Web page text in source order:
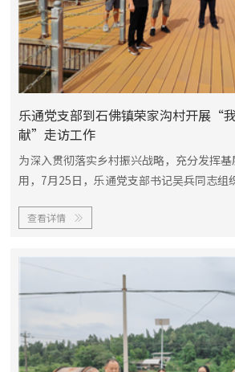
乐通党支部到石佛镇荣家沟村开展“
献”走访工作
为深入贯彻落实乡村振兴战略，充分发挥
用，7月25日，乐通党支部书记吴兵同志组
作。通过实地调研、结对共建、志愿服务
查看详情 